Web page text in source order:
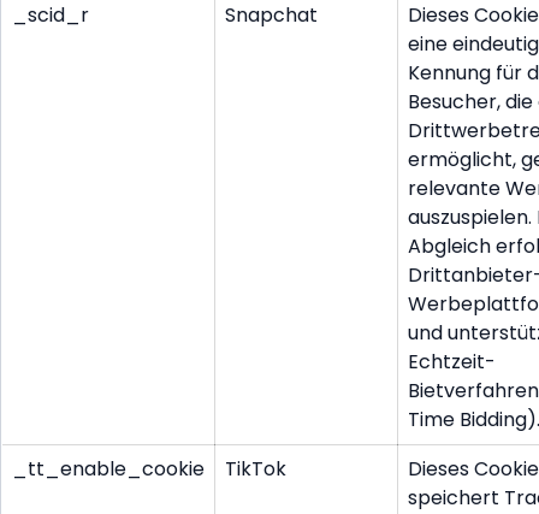
_scid_r
Snapchat
Dieses
eine
Kennung für
Besucher, die
ermöglicht,
relevante
auszuspielen.
Abgleich
und
Echtzeit-
Time Bidding).
_tt_enable_cookie
TikTok
Dieses Cookie
speichert